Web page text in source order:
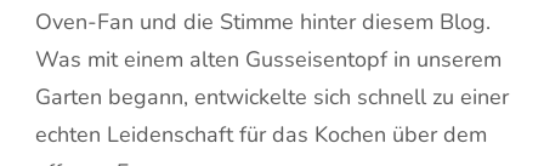
Oven-Fan und die Stimme hinter diesem Blog.
Was mit einem alten Gusseisentopf in unserem
Garten begann, entwickelte sich schnell zu einer
echten Leidenschaft für das Kochen über dem